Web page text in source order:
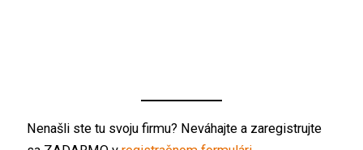
Nenašli ste tu svoju firmu? Neváhajte a zaregistrujte